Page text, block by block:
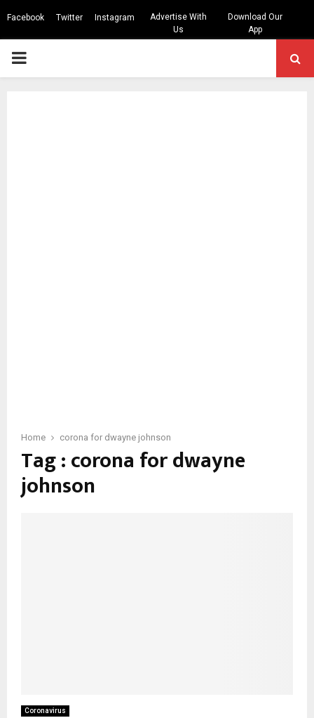
Facebook Twitter Instagram
Advertise With
Us
Download Our
App
PRIMARY
Home corona for dwayne johnson
Tag : corona for dwayne
johnson
Coronavirus